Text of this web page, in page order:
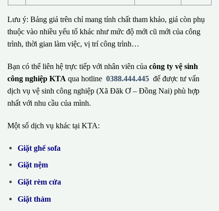
Lưu ý: Bảng giá trên chỉ mang tính chất tham khảo, giá còn phụ
thuộc vào nhiều yếu tố khác như mức độ mới cũ mới của công
trình, thời gian làm việc, vị trí công trình…
Bạn có thể liên hệ trực tiếp với nhân viên của công ty vệ sinh
công nghiệp KTA qua hotline 0388.444.445 để được tư vấn
dịch vụ vệ sinh công nghiệp (Xã Đăk Ơ – Đồng Nai) phù hợp
nhất với nhu cầu của mình.
Một số dịch vụ khác tại KTA:
Giặt ghế sofa
Giặt nệm
Giặt rèm cửa
Giặt thảm